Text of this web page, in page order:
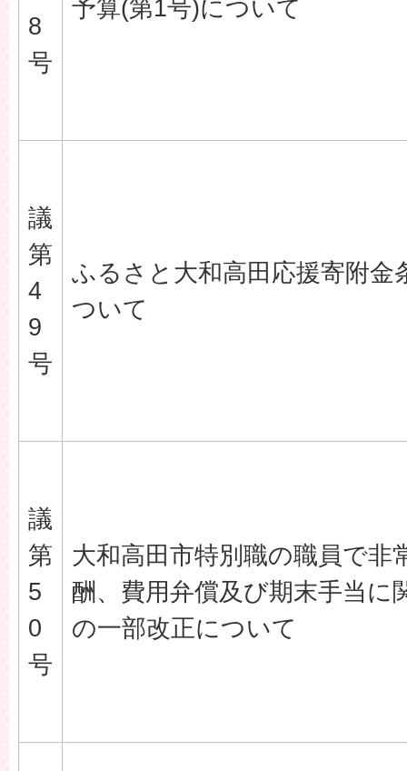
8
号
予算(第1号)について
議
第
4
9
号
ふるさと大和高田応援寄附金
ついて
議
第
5
0
号
大和高田市特別職の職員で非
酬、費用弁償及び期末手当に
の一部改正について